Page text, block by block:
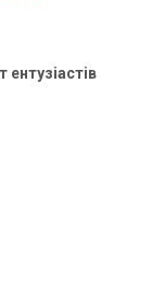
ентузіастів